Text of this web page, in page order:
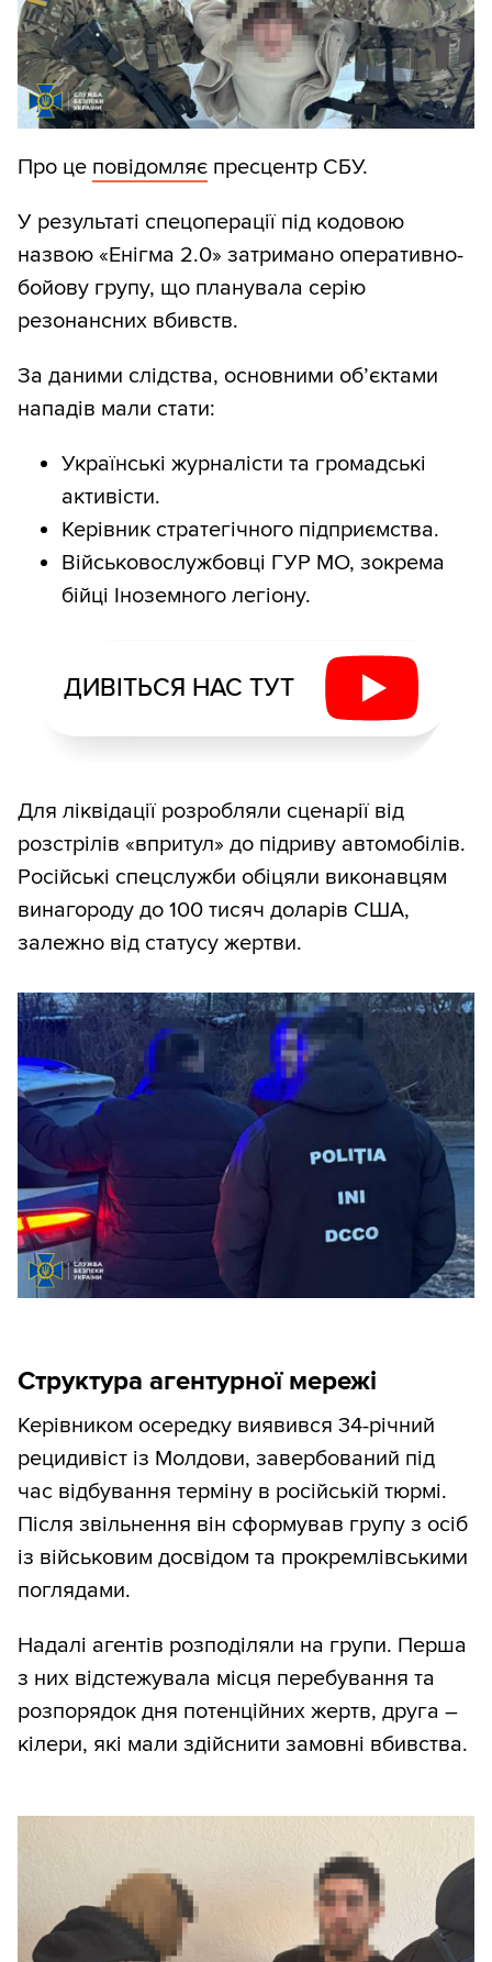
Про це повідомляє пресцентр СБУ.
У результаті спецоперації під кодовою
назвою «Енігма 2.0» затримано оперативно-
бойову групу, що планувала серію
резонансних вбивств.
За даними слідства, основними об’єктами
нападів мали стати:
Українські журналісти та громадські
активісти.
Керівник стратегічного підприємства.
Військовослужбовці ГУР МО, зокрема
бійці Іноземного легіону.
ДИВІТЬСЯ НАС ТУТ
Для ліквідації розробляли сценарії від
розстрілів «впритул» до підриву автомобілів.
Російські спецслужби обіцяли виконавцям
винагороду до 100 тисяч доларів США,
залежно від статусу жертви.
Структура агентурної мережі
Керівником осередку виявився 34-річний
рецидивіст із Молдови, завербований під
час відбування терміну в російській тюрмі.
Після звільнення він сформував групу з осіб
із військовим досвідом та прокремлівськими
поглядами.
Надалі агентів розподіляли на групи. Перша
з них відстежувала місця перебування та
розпорядок дня потенційних жертв, друга –
кілери, які мали здійснити замовні вбивства.